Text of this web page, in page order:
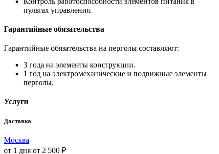
пультах управления.
Гарантийные обязательства
Гарантийные обязательства на перголы составляют:
3 года на элементы конструкции.
1 год на электромеханические и подвижные элементы
перголы.
Услуги
Доставка
Москва
от 1 дня от 2 500 ₽